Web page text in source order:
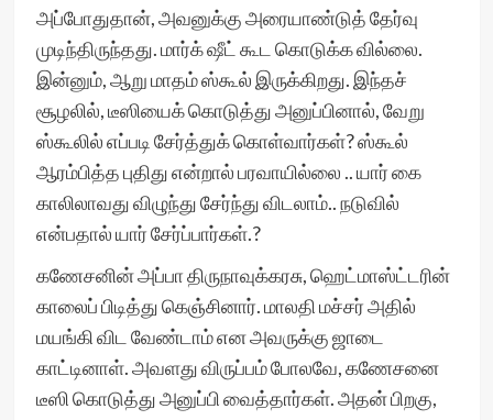
அப்போதுதான், அவனுக்கு அரையாண்டுத் தேர்வு
முடிந்திருந்தது. மார்க் ஷீட் கூட கொடுக்க வில்லை.
இன்னும், ஆறு மாதம் ஸ்கூல் இருக்கிறது. இந்தச்
சூழலில், டீஸியைக் கொடுத்து அனுப்பினால், வேறு
ஸ்கூலில் எப்படி சேர்த்துக் கொள்வார்கள்? ஸ்கூல்
ஆரம்பித்த புதிது என்றால் பரவாயில்லை .. யார் கை
காலிலாவது விழுந்து சேர்ந்து விடலாம்.. நடுவில்
என்பதால் யார் சேர்ப்பார்கள்.?
கணேசனின் அப்பா திருநாவுக்கரசு, ஹெட்மாஸ்ட்டரின்
காலைப் பிடித்து கெஞ்சினார். மாலதி மச்சர் அதில்
மயங்கி விட வேண்டாம் என அவருக்கு ஜாடை
காட்டினாள். அவளது விருப்பம் போலவே, கணேசனை
டீஸி கொடுத்து அனுப்பி வைத்தார்கள். அதன் பிறகு,